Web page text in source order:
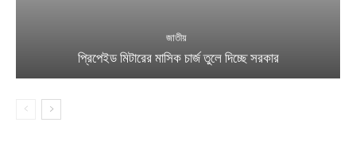
জাতীয়
প্রিপেইড মিটারের মাসিক চার্জ তুলে দিচ্ছে সরকার